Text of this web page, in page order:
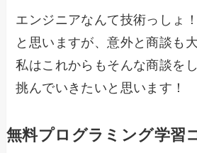
エンジニアなんて技術っしょ
と思いますが、意外と商談も
私はこれからもそんな商談を
挑んでいきたいと思います！
無料プログラミング学習